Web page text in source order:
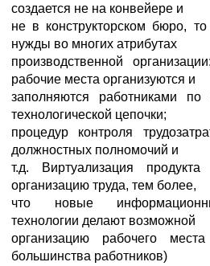
создается не на конвейере и
не в конструкторском бюро,
нужды во многих атрибутах
производственной
рабочие места организуются и
заполняются работниками по
технологической цепочки;
процедур контроля
должностных полномочий и
т.д. Виртуализация
организацию труда, тем более,
что новые
технологии делают возможной
организацию рабочего
большинства работников)